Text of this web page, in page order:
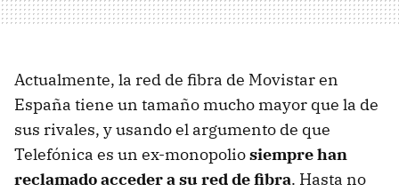
Actualmente, la red de fibra de Movistar en
España tiene un tamaño mucho mayor que la de
sus rivales, y usando el argumento de que
Telefónica es un ex-monopoliosiempre han
reclamado acceder a su red de fibra. Hasta no